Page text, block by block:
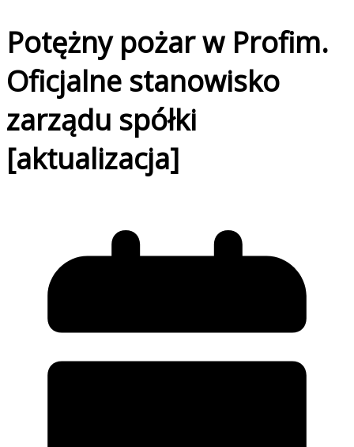
Potężny pożar w Profim.
Oficjalne stanowisko
zarządu spółki
[aktualizacja]